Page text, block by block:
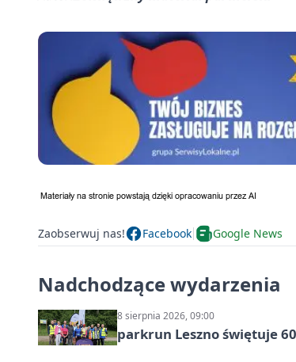
Zaobserwuj nas! Facebook Google News
Nadchodzące wydarzenia
8 sierpnia 2026, 09:00
parkrun Leszno świętuje